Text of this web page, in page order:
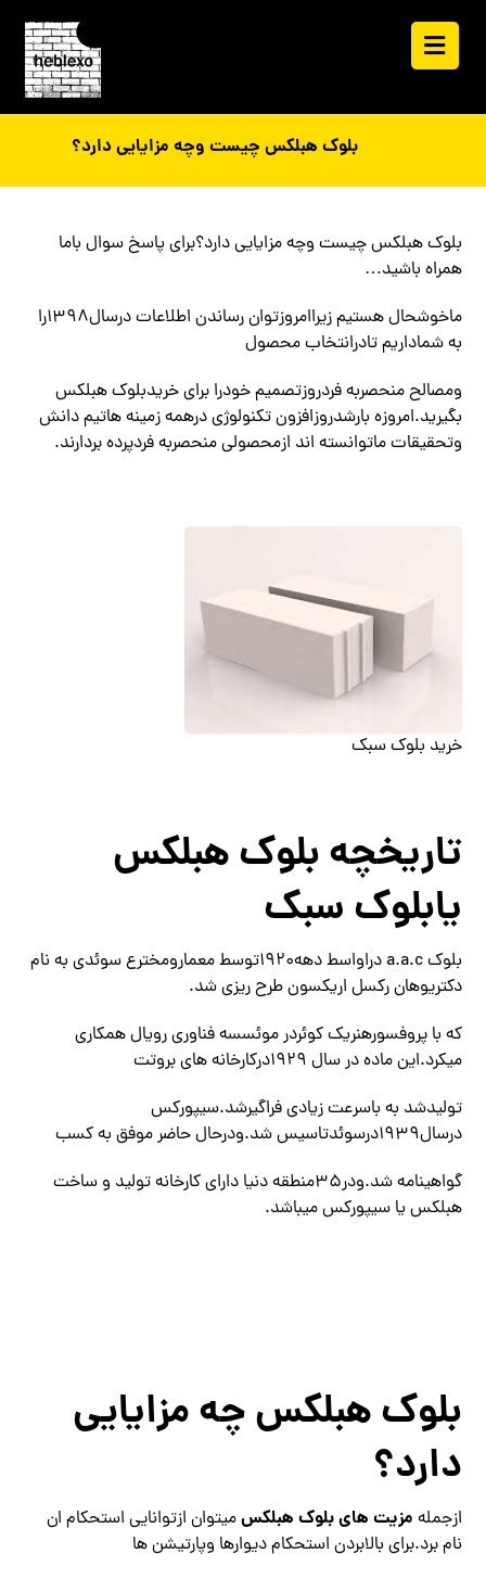
بلوک هبلکس چیست وچه مزایایی دارد؟
بلوک هبلکس چیست وچه مزایایی دارد؟برای پاسخ سوال باما
همراه باشید…
ماخوشحال هستیم زیراامروزتوان رساندن اطلاعات درسال1398را
به شماداریم تادرانتخاب محصول
ومصالح منحصربه فردروزتصمیم خودرا برای خریدبلوک هبلکس
بگیرید.امروزه بارشدروزافزون تکنولوژی درهمه زمینه هاتیم دانش
وتحقیقات ماتوانسته اند ازمحصولی منحصربه فردپرده بردارند.
خرید بلوک سبک
تاریخچه بلوک هبلکس
یابلوک سبک
بلوک a.a.c دراواسط دهه1920توسط معمارومخترع سوئدی به نام
دکتریوهان رکسل اریکسون طرح ریزی شد.
که با پروفسورهنریک کوئردر موئسسه فناوری رویال همکاری
میکرد.این ماده در سال 1929درکارخانه های بروتت
تولیدشد به باسرعت زیادی فراگیرشد.سیپورکس
درسال1939درسوئدتاسیس شد.ودرحال حاضر موفق به کسب
گواهینامه شد.ودر35منطقه دنیا دارای کارخانه تولید و ساخت
هبلکس یا سیپورکس میباشد.
بلوک هبلکس چه مزایایی
دارد؟
ازجمله مزیت های بلوک هبلکسمیتوان ازتوانایی استحکام ان
نام برد.برای بالابردن استحکام دیوارها وپارتیشن ها